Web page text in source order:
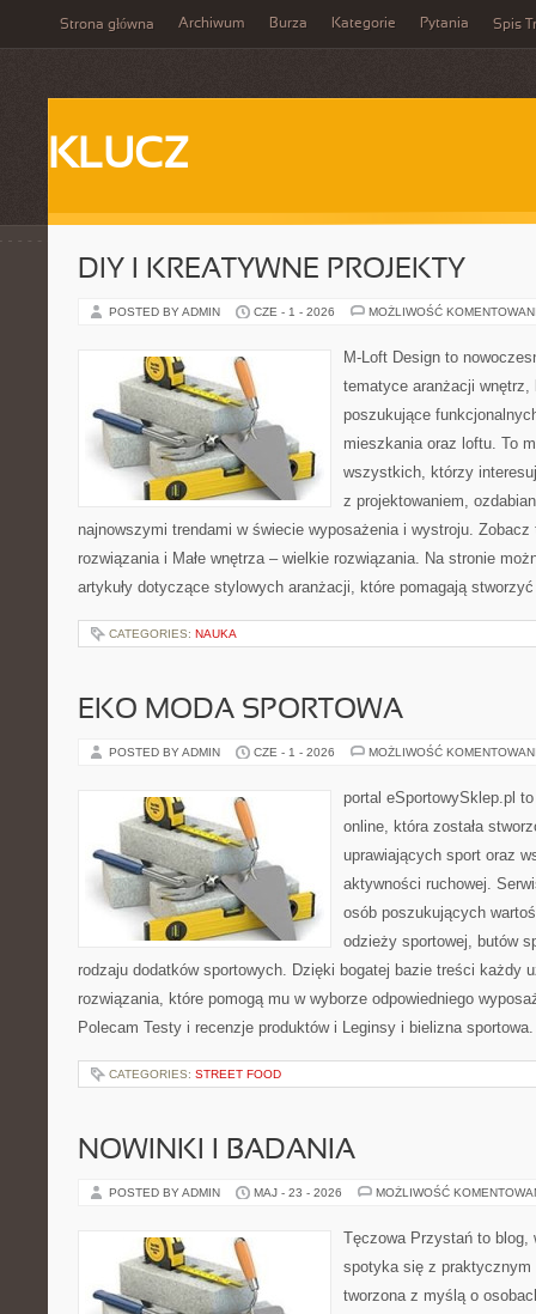
Strona główna Archiwum Burza Kategorie Pytania Spis
KLUCZ
DIY I KREATYWNE PROJEKTY
POSTED BY ADMIN CZE - 1 - 2026 MOŻLIWOŚĆ
M-Loft Design to
tematyce aranżacji
poszukujące
mieszkania oraz loftu. To
wszystkich, którzy
z projektowaniem,
najnowszymi trendami w świecie wyposażenia i wystroju. Zobacz
rozwiązania i Małe wnętrza – wielkie rozwiązania. Na stronie
artykuły dotyczące stylowych aranżacji, które pomagają
CATEGORIES: NAUKA
EKO MODA SPORTOWA
POSTED BY ADMIN CZE - 1 - 2026 MOŻLIWOŚĆ
portal eSportowySklep.pl
online, która została
uprawiających sport oraz
aktywności ruchowej.
osób poszukujących
odzieży sportowej, butów
rodzaju dodatków sportowych. Dzięki bogatej bazie treści każdy
rozwiązania, które pomogą mu w wyborze odpowiedniego
Polecam Testy i recenzje produktów i Leginsy i bielizna
CATEGORIES: STREET FOOD
NOWINKI I BADANIA
POSTED BY ADMIN MAJ - 23 - 2026 MOŻLIWOŚĆ
Tęczowa Przystań to
spotyka się z praktycznym
tworzona z myślą o